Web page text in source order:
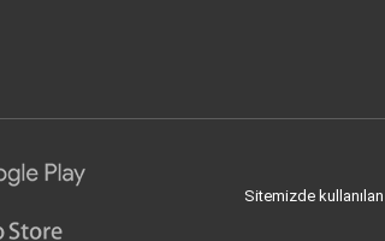
Sitemizde